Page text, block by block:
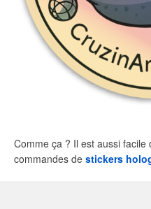
Comme ça ? Il est aussi
commandes de stickers